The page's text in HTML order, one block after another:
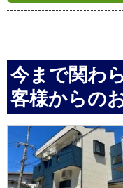
今まで関わ
客様からの